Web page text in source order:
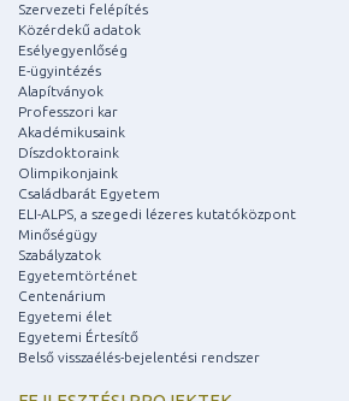
Szervezeti felépítés
Közérdekű adatok
Esélyegyenlőség
E-ügyintézés
Alapítványok
Professzori kar
Akadémikusaink
Díszdoktoraink
Olimpikonjaink
Családbarát Egyetem
ELI-ALPS, a szegedi lézeres kutatóközpont
Minőségügy
Szabályzatok
Egyetemtörténet
Centenárium
Egyetemi élet
Egyetemi Értesítő
Belső visszaélés-bejelentési rendszer